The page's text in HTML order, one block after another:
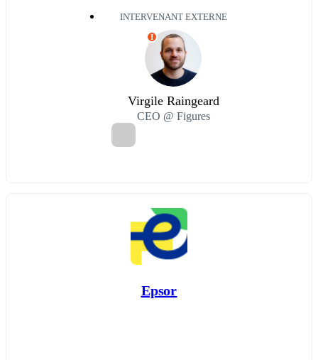
INTERVENANT EXTERNE
I
Virgile Raingeard
CEO @ Figures
Epsor